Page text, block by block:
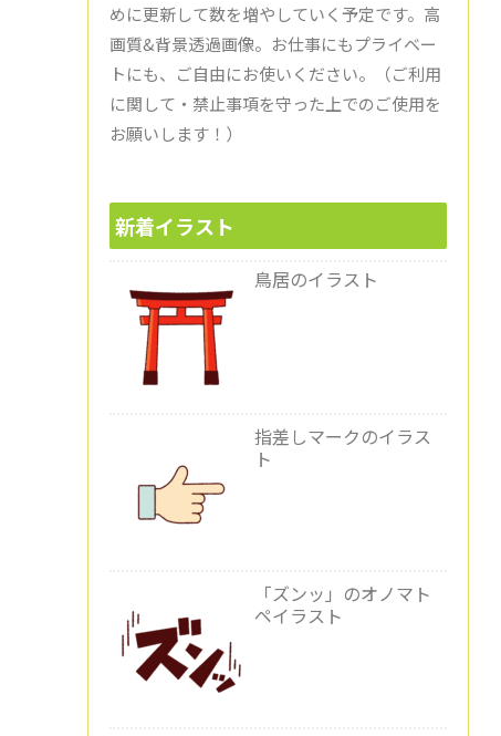
めに更新して数を増やしていく予定です。高
画質&背景透過画像。お仕事にもプライベー
トにも、ご自由にお使いください。（ご利用
に関して・禁止事項を守った上でのご使用を
お願いします！）
新着イラスト
鳥居のイラスト
指差しマークのイラス
ト
「ズンッ」のオノマト
ペイラスト